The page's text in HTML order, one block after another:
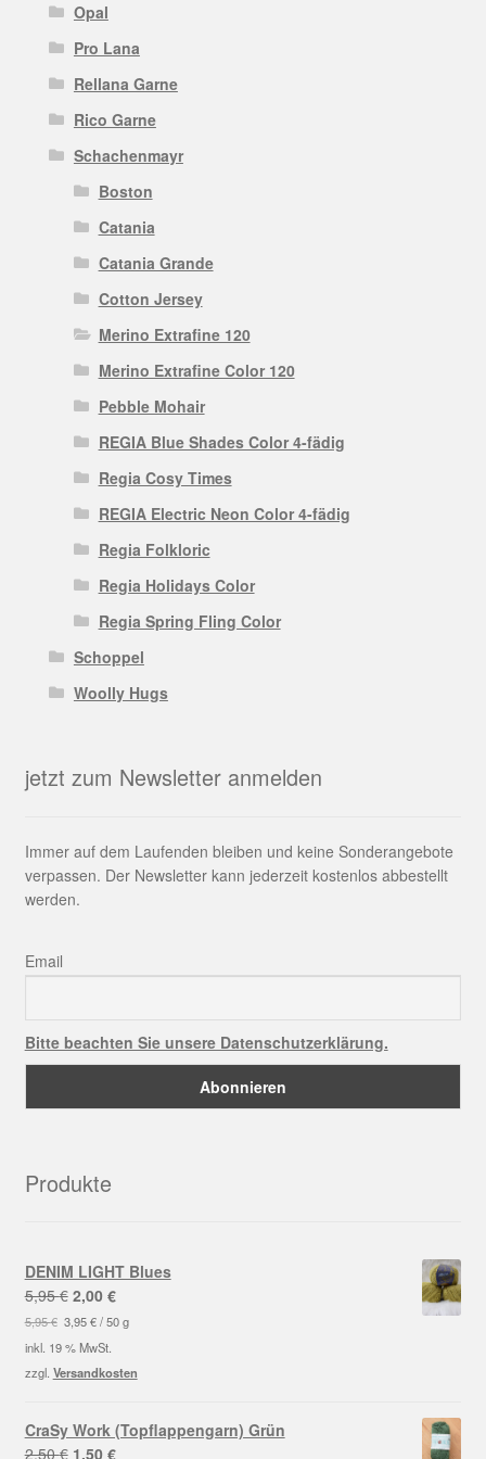
Opal
Pro Lana
Rellana Garne
Rico Garne
Schachenmayr
Boston
Catania
Catania Grande
Cotton Jersey
Merino Extrafine 120
Merino Extrafine Color 120
Pebble Mohair
REGIA Blue Shades Color 4-fädig
Regia Cosy Times
REGIA Electric Neon Color 4-fädig
Regia Folkloric
Regia Holidays Color
Regia Spring Fling Color
Schoppel
Woolly Hugs
jetzt zum Newsletter anmelden
Immer auf dem Laufenden bleiben und keine Sonderangebote
verpassen. Der Newsletter kann jederzeit kostenlos abbestellt
werden.
Email
Bitte beachten Sie unsere Datenschutzerklärung.
Produkte
DENIM LIGHT Blues
5,95€ Ursprünglicher
Preis
war:
5,95 €
2,00 €Aktueller
Preis
2,00 €.
5,95€ 3,95€/50 g
inkl. 19 % MwSt.
zzgl. Versandkosten
CraSy Work (Topflappengarn) Grün
2,50€ Ursprünglicher
1,50 €Aktueller